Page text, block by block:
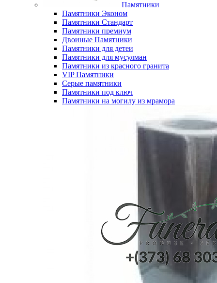
Памятники
Памятники Эконом
Памятники Стандарт
Памятники премиум
Двоиные Памятники
Памятники для детеи
Памятники для мусулман
Памятники из красного гранита
VIP Памятники
Серые памятники
Памятники под ключ
Памятники на могилу из мрамора